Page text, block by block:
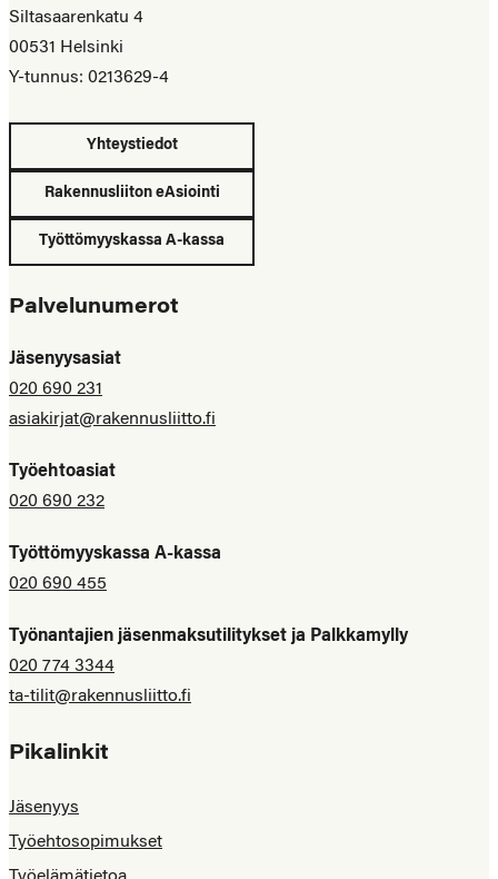
Siltasaarenkatu 4
00531 Helsinki
Y-tunnus: 0213629-4
Yhteystiedot
Rakennusliiton eAsiointi
Työttömyyskassa A-kassa
Palvelunumerot
Jäsenyysasiat
020 690 231
asiakirjat@rakennusliitto.fi
Työehtoasiat
020 690 232
Työttömyyskassa A-kassa
020 690 455
Työnantajien jäsenmaksutilitykset ja Palkkamylly
020 774 3344
ta-tilit@rakennusliitto.fi
Pikalinkit
Jäsenyys
Työehtosopimukset